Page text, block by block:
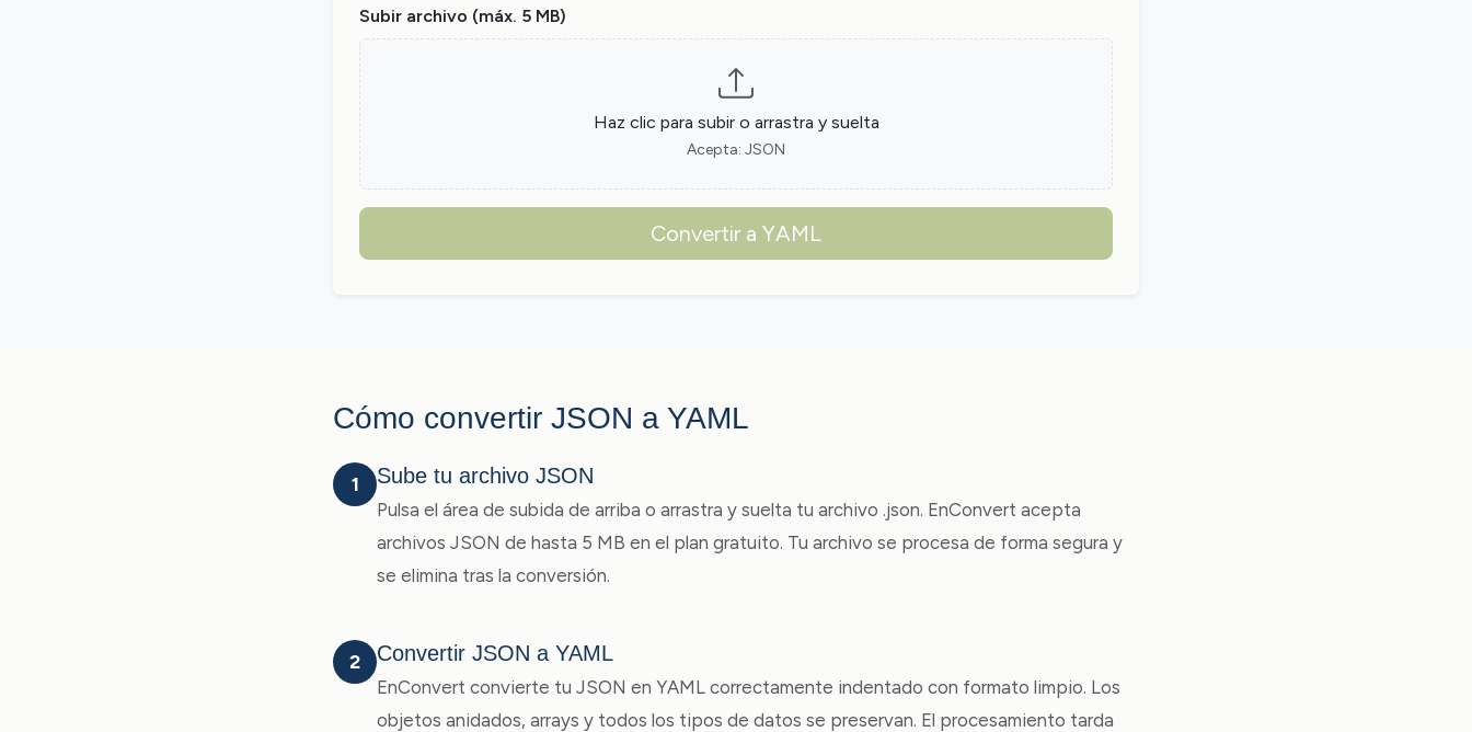
Subir archivo (máx. 5 MB)
Haz clic para subir o arrastra y suelta
Acepta: JSON
Convertir a YAML
Cómo convertir JSON a YAML
1 Sube tu archivo JSON
Pulsa el área de subida de arriba o arrastra y suelta tu archivo .json. EnConvert acepta
archivos JSON de hasta 5 MB en el plan gratuito. Tu archivo se procesa de forma segura y
se elimina tras la conversión.
2 Convertir JSON a YAML
EnConvert convierte tu JSON en YAML correctamente indentado con formato limpio. Los
objetos anidados, arrays y todos los tipos de datos se preservan. El procesamiento tarda